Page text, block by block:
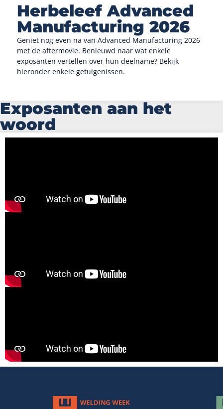
Herbeleef Advanced
Manufacturing 2026
Geniet nog even na van Advanced Manufacturing 2026
met de aftermovie. Benieuwd naar wat enkele
exposanten vertellen over hun deelname? Bekijk
hieronder enkele getuigenissen.
Exposanten aan het
woord